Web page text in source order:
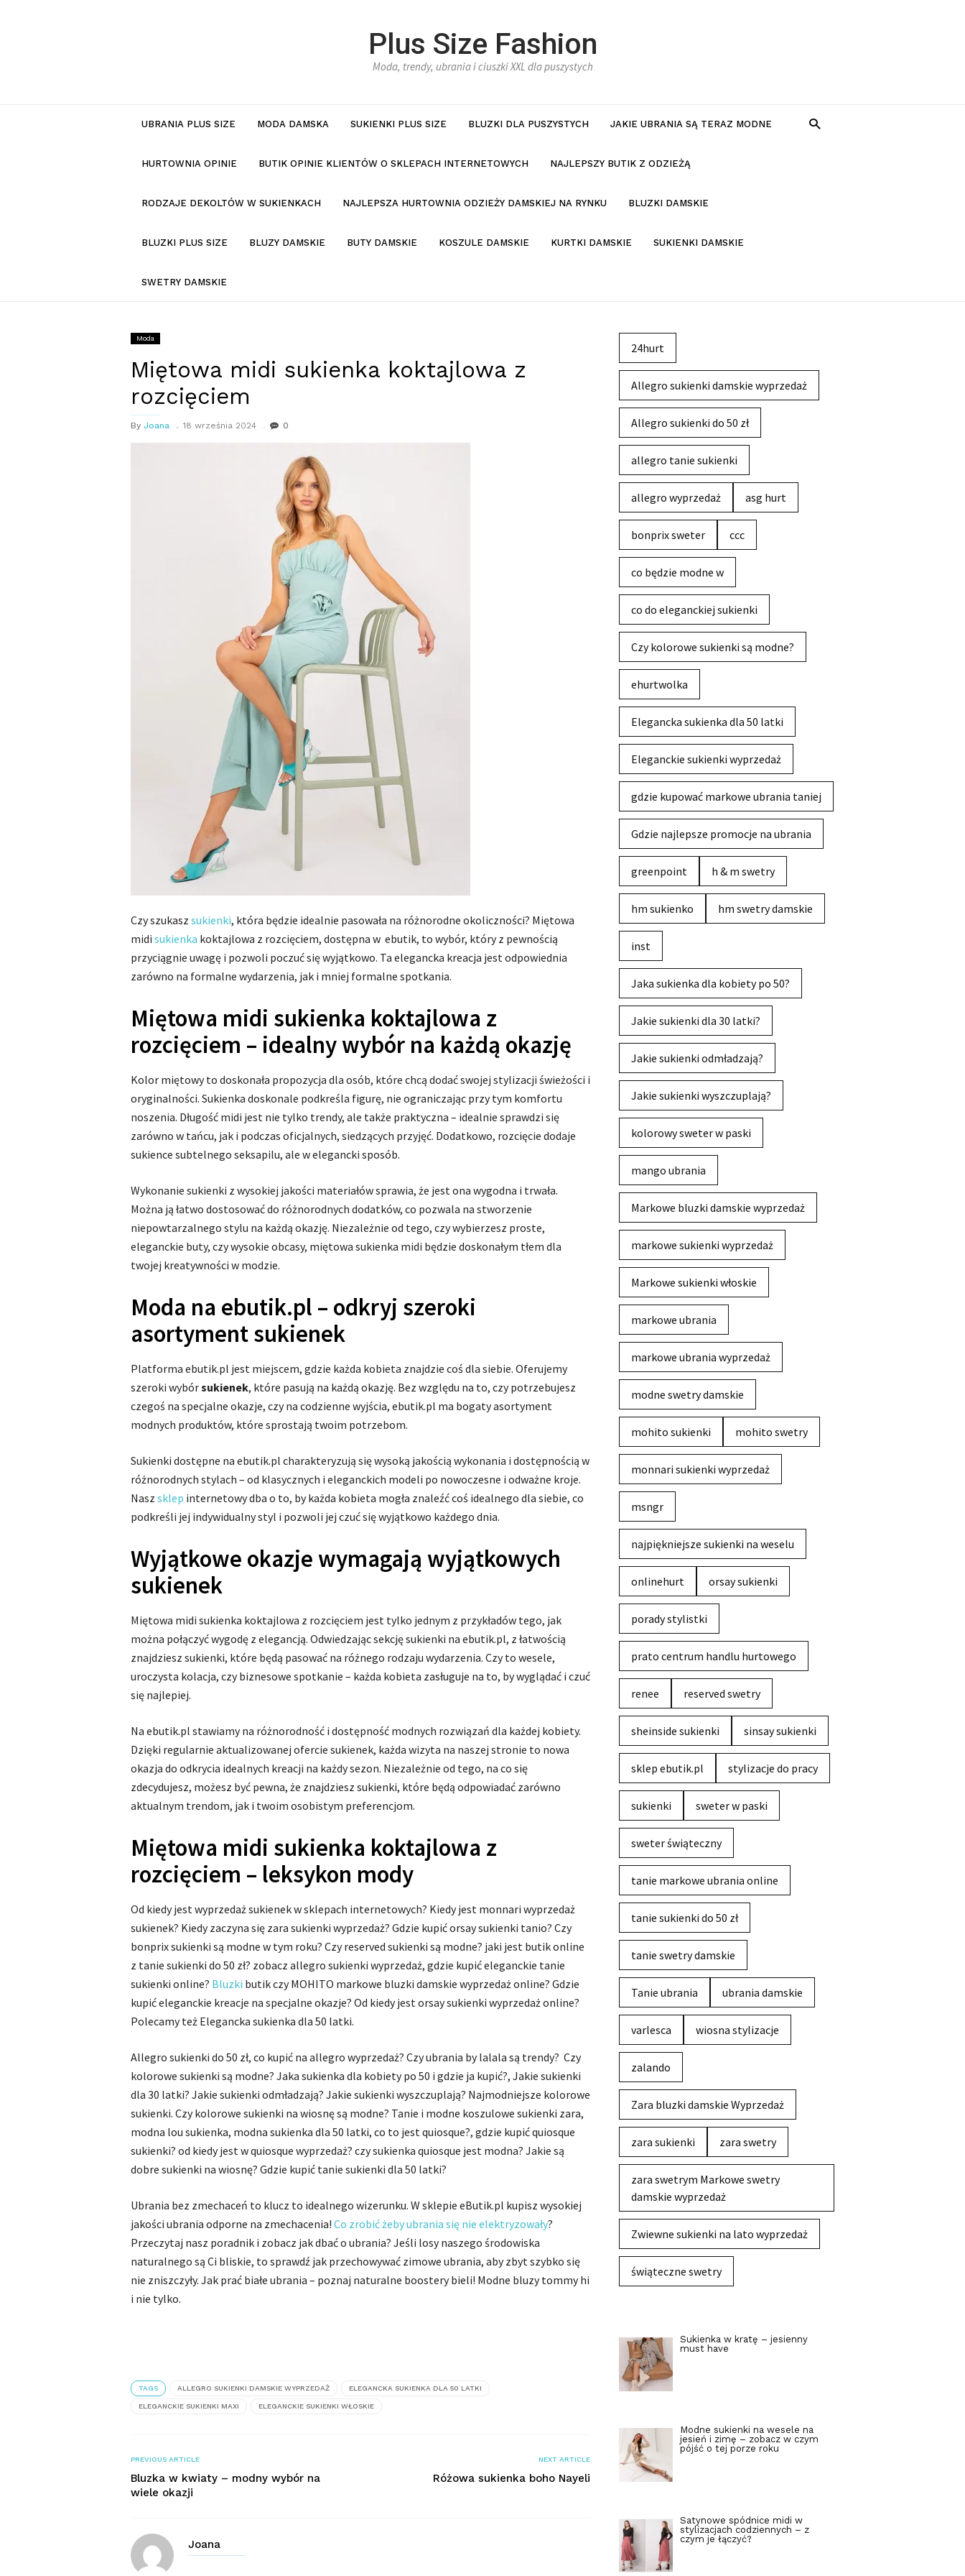
Plus Size Fashion
Moda, trendy, ubrania i ciuszki XXL dla puszystych
UBRANIA PLUS SIZE MODA DAMSKA SUKIENKI PLUS SIZE BLUZKI DLA PUSZYSTYCH JAKIE UBRANIA SĄ TERAZ MODNE
HURTOWNIA OPINIE BUTIK OPINIE KLIENTÓW O SKLEPACH INTERNETOWYCH NAJLEPSZY BUTIK Z ODZIEŻĄ
RODZAJE DEKOLTÓW W SUKIENKACH NAJLEPSZA HURTOWNIA ODZIEŻY DAMSKIEJ NA RYNKU BLUZKI DAMSKIE
BLUZKI PLUS SIZE BLUZY DAMSKIE BUTY DAMSKIE KOSZULE DAMSKIE KURTKI DAMSKIE SUKIENKI DAMSKIE
SWETRY DAMSKIE
Moda
Miętowa midi sukienka koktajlowa z
rozcięciem
By Joana 18 września 2024 0
Czy szukasz sukienki, która będzie idealnie pasowała na różnorodne okoliczności? Miętowa
midi sukienka koktajlowa z rozcięciem, dostępna w ebutik, to wybór, który z pewnością
przyciągnie uwagę i pozwoli poczuć się wyjątkowo. Ta elegancka kreacja jest odpowiednia
zarówno na formalne wydarzenia, jak i mniej formalne spotkania.
Miętowa midi sukienka koktajlowa z
rozcięciem – idealny wybór na każdą okazję
Kolor miętowy to doskonała propozycja dla osób, które chcą dodać swojej stylizacji świeżości i
oryginalności. Sukienka doskonale podkreśla figurę, nie ograniczając przy tym komfortu
noszenia. Długość midi jest nie tylko trendy, ale także praktyczna – idealnie sprawdzi się
zarówno w tańcu, jak i podczas oficjalnych, siedzących przyjęć. Dodatkowo, rozcięcie dodaje
sukience subtelnego seksapilu, ale w elegancki sposób.
Wykonanie sukienki z wysokiej jakości materiałów sprawia, że jest ona wygodna i trwała.
Można ją łatwo dostosować do różnorodnych dodatków, co pozwala na stworzenie
niepowtarzalnego stylu na każdą okazję. Niezależnie od tego, czy wybierzesz proste,
eleganckie buty, czy wysokie obcasy, miętowa sukienka midi będzie doskonałym tłem dla
twojej kreatywności w modzie.
Moda na ebutik.pl – odkryj szeroki
asortyment sukienek
Platforma ebutik.pl jest miejscem, gdzie każda kobieta znajdzie coś dla siebie. Oferujemy
szeroki wybórsukienek, które pasują na każdą okazję. Bez względu na to, czy potrzebujesz
czegoś na specjalne okazje, czy na codzienne wyjścia, ebutik.pl ma bogaty asortyment
modnych produktów, które sprostają twoim potrzebom.
Sukienki dostępne na ebutik.pl charakteryzują się wysoką jakością wykonania i dostępnością w
różnorodnych stylach – od klasycznych i eleganckich modeli po nowoczesne i odważne kroje.
Nasz sklep internetowy dba o to, by każda kobieta mogła znaleźć coś idealnego dla siebie, co
podkreśli jej indywidualny styl i pozwoli jej czuć się wyjątkowo każdego dnia.
Wyjątkowe okazje wymagają wyjątkowych
sukienek
Miętowa midi sukienka koktajlowa z rozcięciem jest tylko jednym z przykładów tego, jak
można połączyć wygodę z elegancją. Odwiedzając sekcję sukienki na ebutik.pl, z łatwością
znajdziesz sukienki, które będą pasować na różnego rodzaju wydarzenia. Czy to wesele,
uroczysta kolacja, czy biznesowe spotkanie – każda kobieta zasługuje na to, by wyglądać i czuć
się najlepiej.
Na ebutik.pl stawiamy na różnorodność i dostępność modnych rozwiązań dla każdej kobiety.
Dzięki regularnie aktualizowanej ofercie sukienek, każda wizyta na naszej stronie to nowa
okazja do odkrycia idealnych kreacji na każdy sezon. Niezależnie od tego, na co się
zdecydujesz, możesz być pewna, że znajdziesz sukienki, które będą odpowiadać zarówno
aktualnym trendom, jak i twoim osobistym preferencjom.
Miętowa midi sukienka koktajlowa z
rozcięciem – leksykon mody
Od kiedy jest wyprzedaż sukienek w sklepach internetowych? Kiedy jest monnari wyprzedaż
sukienek? Kiedy zaczyna się zara sukienki wyprzedaż? Gdzie kupić orsay sukienki tanio? Czy
bonprix sukienki są modne w tym roku? Czy reserved sukienki są modne? jaki jest butik online
z tanie sukienki do 50 zł? zobacz allegro sukienki wyprzedaż, gdzie kupić eleganckie tanie
sukienki online? Bluzki butik czy MOHITO markowe bluzki damskie wyprzedaż online? Gdzie
kupić eleganckie kreacje na specjalne okazje? Od kiedy jest orsay sukienki wyprzedaż online?
Polecamy też Elegancka sukienka dla 50 latki.
Allegro sukienki do 50 zł, co kupić na allegro wyprzedaż? Czy ubrania by lalala są trendy? Czy
kolorowe sukienki są modne? Jaka sukienka dla kobiety po 50 i gdzie ja kupić?, Jakie sukienki
dla 30 latki? Jakie sukienki odmładzają? Jakie sukienki wyszczuplają? Najmodniejsze kolorowe
sukienki. Czy kolorowe sukienki na wiosnę są modne? Tanie i modne koszulowe sukienki zara,
modna lou sukienka, modna sukienka dla 50 latki, co to jest quiosque?, gdzie kupić quiosque
sukienki? od kiedy jest w quiosque wyprzedaż? czy sukienka quiosque jest modna? Jakie są
dobre sukienki na wiosnę? Gdzie kupić tanie sukienki dla 50 latki?
Ubrania bez zmechaceń to klucz to idealnego wizerunku. W sklepie eButik.pl kupisz wysokiej
jakości ubrania odporne na zmechacenia! Co zrobić żeby ubrania się nie elektryzowały?
Przeczytaj nasz poradnik i zobacz jak dbać o ubrania? Jeśli losy naszego środowiska
naturalnego są Ci bliskie, to sprawdź jak przechowywać zimowe ubrania, aby zbyt szybko się
nie zniszczyły. Jak prać białe ubrania – poznaj naturalne boostery bieli! Modne bluzy tommy hi
i nie tylko.
TAGS ALLEGRO SUKIENKI DAMSKIE WYPRZEDAŻ ELEGANCKA SUKIENKA DLA 50 LATKI
ELEGANCKIE SUKIENKI MAXI ELEGANCKIE SUKIENKI WŁOSKIE
PREVIOUS ARTICLE
Bluzka w kwiaty – modny wybór na
wiele okazji
NEXT ARTICLE
Różowa sukienka boho Nayeli
Joana
24hurt
Allegro sukienki damskie wyprzedaż
Allegro sukienki do 50 zł
allegro tanie sukienki
allegro wyprzedaż asg hurt
bonprix sweter ccc
co będzie modne w
co do eleganckiej sukienki
Czy kolorowe sukienki są modne?
ehurtwolka
Elegancka sukienka dla 50 latki
Eleganckie sukienki wyprzedaż
gdzie kupować markowe ubrania taniej
Gdzie najlepsze promocje na ubrania
greenpoint h & m swetry
hm sukienko hm swetry damskie
inst
Jaka sukienka dla kobiety po 50?
Jakie sukienki dla 30 latki?
Jakie sukienki odmładzają?
Jakie sukienki wyszczuplają?
kolorowy sweter w paski
mango ubrania
Markowe bluzki damskie wyprzedaż
markowe sukienki wyprzedaż
Markowe sukienki włoskie
markowe ubrania
markowe ubrania wyprzedaż
modne swetry damskie
mohito sukienki mohito swetry
monnari sukienki wyprzedaż
msngr
najpiękniejsze sukienki na weselu
onlinehurt orsay sukienki
porady stylistki
prato centrum handlu hurtowego
renee reserved swetry
sheinside sukienki sinsay sukienki
sklep ebutik.pl stylizacje do pracy
sukienki sweter w paski
sweter świąteczny
tanie markowe ubrania online
tanie sukienki do 50 zł
tanie swetry damskie
Tanie ubrania ubrania damskie
varlesca wiosna stylizacje
zalando
Zara bluzki damskie Wyprzedaż
zara sukienki zara swetry
zara swetrym Markowe swetry
damskie wyprzedaż
Zwiewne sukienki na lato wyprzedaż
świąteczne swetry
Sukienka w kratę – jesienny
must have
Modne sukienki na wesele na
jesień i zimę – zobacz w czym
pójść o tej porze roku
Satynowe spódnice midi w
stylizacjach codziennych – z
czym je łączyć?